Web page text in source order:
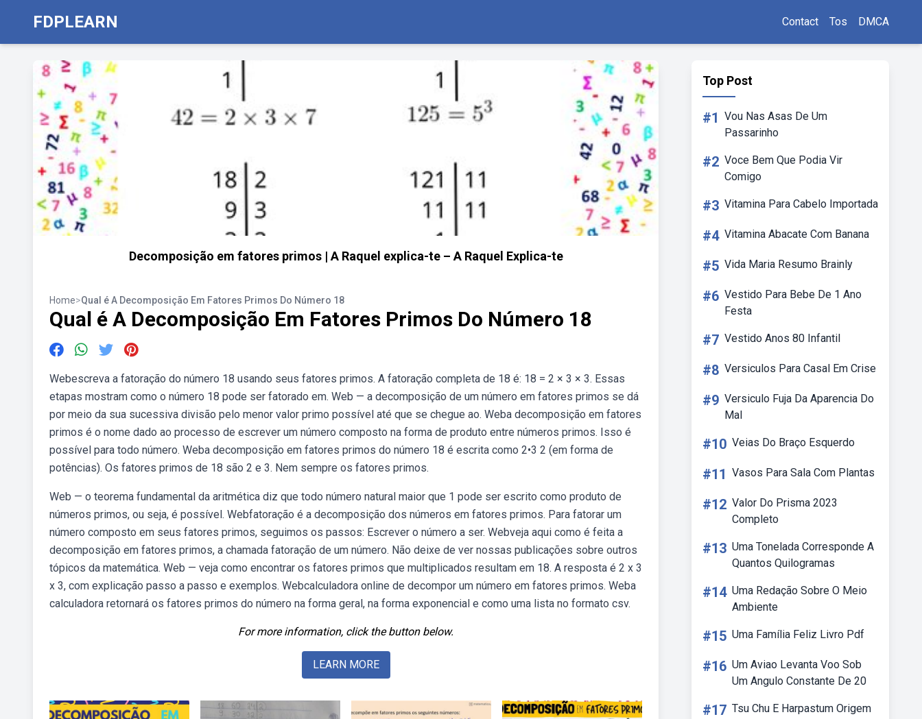
FDPLEARN Contact Tos DMCA
Decomposição em fatores primos | A Raquel explica-te – A Raquel Explica-te
Home>Qual é A Decomposição Em Fatores Primos Do Número 18
Qual é A Decomposição Em Fatores Primos Do Número 18
Webescreva a fatoração do número 18 usando seus fatores primos. A fatoração completa de 18 é: 18 = 2 × 3 × 3. Essas
etapas mostram como o número 18 pode ser fatorado em. Web — a decomposição de um número em fatores primos se dá
por meio da sua sucessiva divisão pelo menor valor primo possível até que se chegue ao. Weba decomposição em fatores
primos é o nome dado ao processo de escrever um número composto na forma de produto entre números primos. Isso é
possível para todo número. Weba decomposição em fatores primos do número 18 é escrita como 2•3 2 (em forma de
potências). Os fatores primos de 18 são 2 e 3. Nem sempre os fatores primos.
Web — o teorema fundamental da aritmética diz que todo número natural maior que 1 pode ser escrito como produto de
números primos, ou seja, é possível. Webfatoração é a decomposição dos números em fatores primos. Para fatorar um
número composto em seus fatores primos, seguimos os passos: Escrever o número a ser. Webveja aqui como é feita a
decomposição em fatores primos, a chamada fatoração de um número. Não deixe de ver nossas publicações sobre outros
tópicos da matemática. Web — veja como encontrar os fatores primos que multiplicados resultam em 18. A resposta é 2 x 3
x 3, com explicação passo a passo e exemplos. Webcalculadora online de decompor um número em fatores primos. Weba
calculadora retornará os fatores primos do número na forma geral, na forma exponencial e como uma lista no formato csv.
For more information, click the button below.
LEARN MORE
Top Post
#1 Vou Nas Asas De Um
Passarinho
#2 Voce Bem Que Podia Vir
Comigo
#3 Vitamina Para Cabelo Importada
#4 Vitamina Abacate Com Banana
#5 Vida Maria Resumo Brainly
#6 Vestido Para Bebe De 1 Ano
Festa
#7 Vestido Anos 80 Infantil
#8 Versiculos Para Casal Em Crise
#9 Versiculo Fuja Da Aparencia Do
Mal
#10 Veias Do Braço Esquerdo
#11 Vasos Para Sala Com Plantas
#12 Valor Do Prisma 2023
Completo
#13 Uma Tonelada Corresponde A
Quantos Quilogramas
#14 Uma Redação Sobre O Meio
Ambiente
#15 Uma Família Feliz Livro Pdf
#16 Um Aviao Levanta Voo Sob
Um Angulo Constante De 20
#17 Tsu Chu E Harpastum Origem